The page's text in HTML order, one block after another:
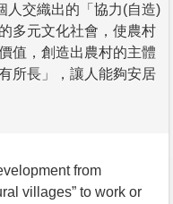
人交織出的「協力(自造)
多元文化社會，使農村
值，創造出農村的主體
所長」，讓人能夠安居
from
villages” to work or